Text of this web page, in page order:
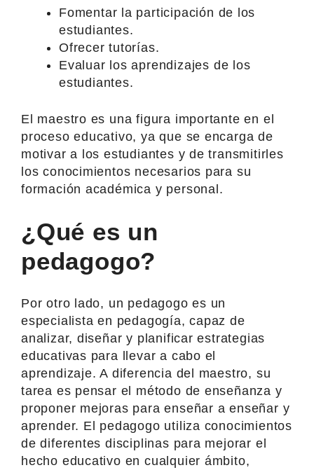
Fomentar la participación de los
estudiantes.
Ofrecer tutorías.
Evaluar los aprendizajes de los
estudiantes.
El maestro es una figura importante en el
proceso educativo, ya que se encarga de
motivar a los estudiantes y de transmitirles
los conocimientos necesarios para su
formación académica y personal.
¿Qué es un
pedagogo?
Por otro lado, un pedagogo es un
especialista en pedagogía, capaz de
analizar, diseñar y planificar estrategias
educativas para llevar a cabo el
aprendizaje. A diferencia del maestro, su
tarea es pensar el método de enseñanza y
proponer mejoras para enseñar a enseñar y
aprender. El pedagogo utiliza conocimientos
de diferentes disciplinas para mejorar el
hecho educativo en cualquier ámbito,